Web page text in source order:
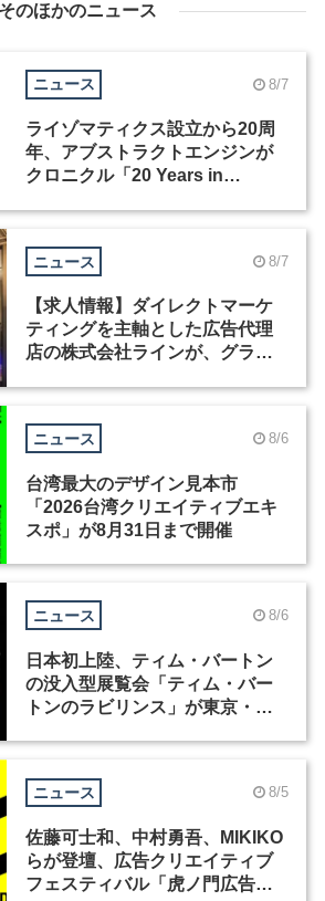
そのほかのニュース
ニュース 8/7
ライゾマティクス設立から20周
年、アブストラクトエンジンが
クロニクル「20 Years in
ニュース 8/7
【求人情報】ダイレクトマーケ
ティングを主軸とした広告代理
店の株式会社ラインが、グラフ
ニュース 8/6
台湾最大のデザイン見本市
「2026台湾クリエイティブエキ
スポ」が8月31日まで開催
ニュース 8/6
日本初上陸、ティム・バートン
の没入型展覧会「ティム・バー
トンのラビリンス」が東京・豊
ニュース 8/5
佐藤可士和、中村勇吾、MIKIKO
らが登壇、広告クリエイティブ
フェスティバル「虎ノ門広告